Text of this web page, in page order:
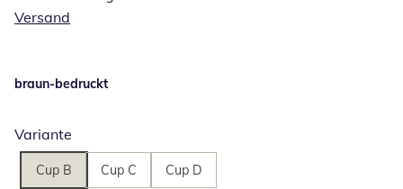
Versand
braun-bedruckt
Variante
Cup B Cup C Cup D